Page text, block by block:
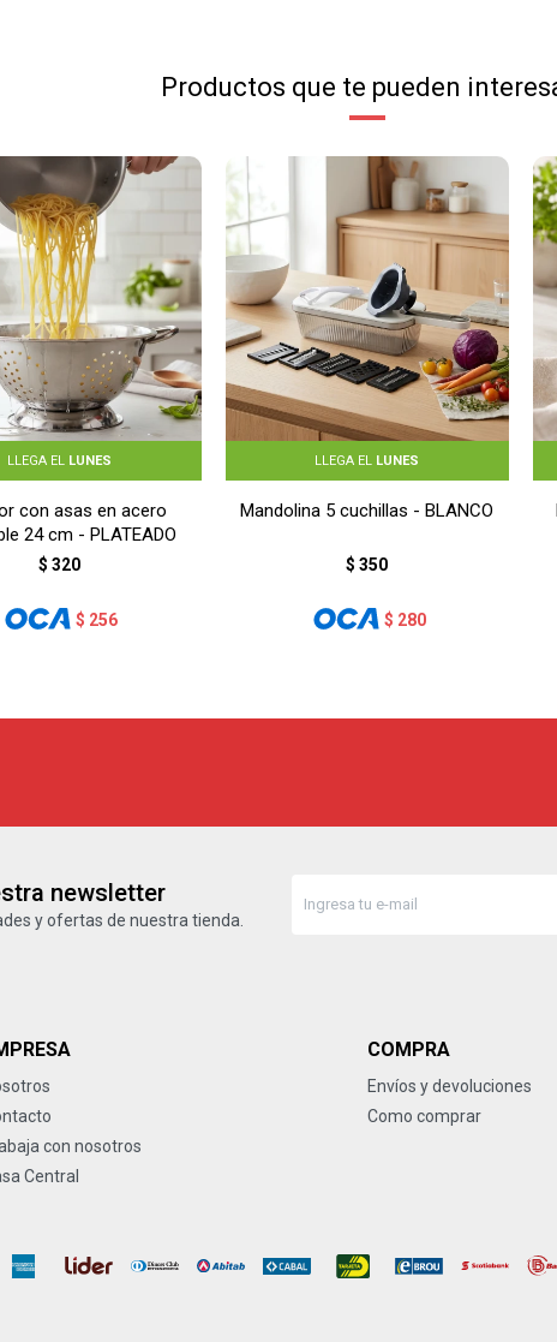
Productos que te pueden
LLEGA EL LUNES
con asas en acero
24 cm - PLATEADO
$ 320
$ 256
LLEGA EL LUNES
Mandolina 5 cuchillas - BLANCO
$ 350
$ 280
newsletter
y ofertas de nuestra tienda.
con nosotros
Central
COMPRA
Envíos y devoluciones
Como comprar